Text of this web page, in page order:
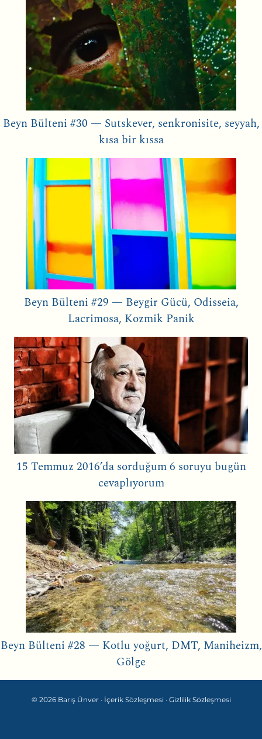
Beyn Bülteni #30 — Sutskever, senkronisite, seyyah,
kısa bir kıssa
Beyn Bülteni #29 — Beygir Gücü, Odisseia,
Lacrimosa, Kozmik Panik
15 Temmuz 2016’da sorduğum 6 soruyu bugün
cevaplıyorum
Beyn Bülteni #28 — Kotlu yoğurt, DMT, Maniheizm,
Gölge
© 2026 Barış Ünver · İçerik Sözleşmesi · Gizlilik Sözleşmesi